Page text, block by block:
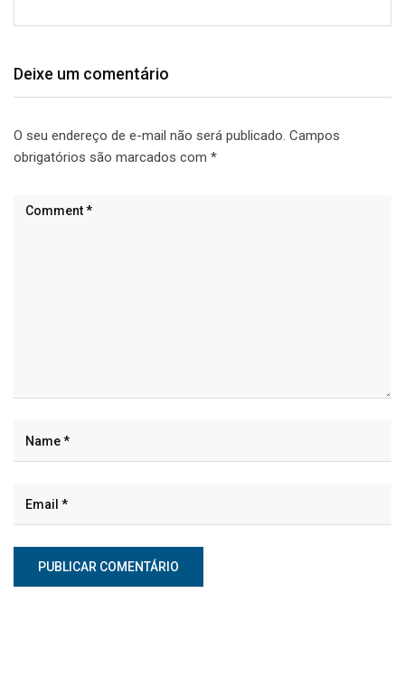
Deixe um comentário
O seu endereço de e-mail não será publicado. Campos
obrigatórios são marcados com *